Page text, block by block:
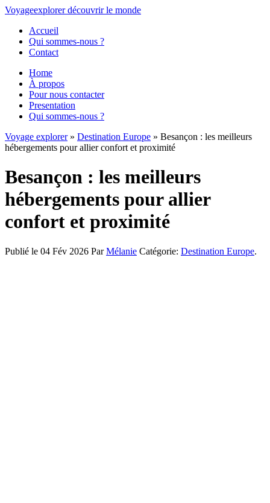
Voyageexplorer découvrirle monde
Accueil
Qui sommes-nous ?
Contact
Home
À propos
Pour nous contacter
Presentation
Qui sommes-nous ?
Voyage explorer» Destination Europe » Besançon : les meilleurs
hébergements pour allier confort et proximité
Besançon : les meilleurs
hébergements pour allier
confort et proximité
Publié le 04 Fév 2026 ParMélanie Catégorie: Destination Europe.